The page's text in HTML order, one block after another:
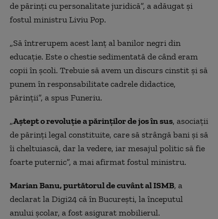
de părinţi cu personalitate juridică”, a adăugat şi
fostul ministru Liviu Pop.
„Să întrerupem acest lanţ al banilor negri din
educaţie. Este o chestie sedimentată de când eram
copii în şcoli. Trebuie să avem un discurs cinstit şi să
punem în responsabilitate cadrele didactice,
părinţii”, a spus Funeriu.
„Aştept o revoluţie a părinţilor de jos în sus, asociaţii
de părinţi legal constituite, care să strângă bani şi să
îi cheltuiască, dar la vedere, iar mesajul politic să fie
foarte puternic”, a mai afirmat fostul ministru.
Marian Banu, purtătorul de cuvânt al ISMB, a
declarat la Digi24 că în Bucureşti, la începutul
anului şcolar, a fost asigurat mobilierul.